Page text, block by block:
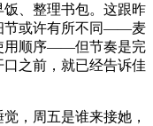
、整理书包。这跟昨
节或许有所不同——麦
用顺序——但节奏是完
之前，就已经告诉佳
，周五是谁来接她，